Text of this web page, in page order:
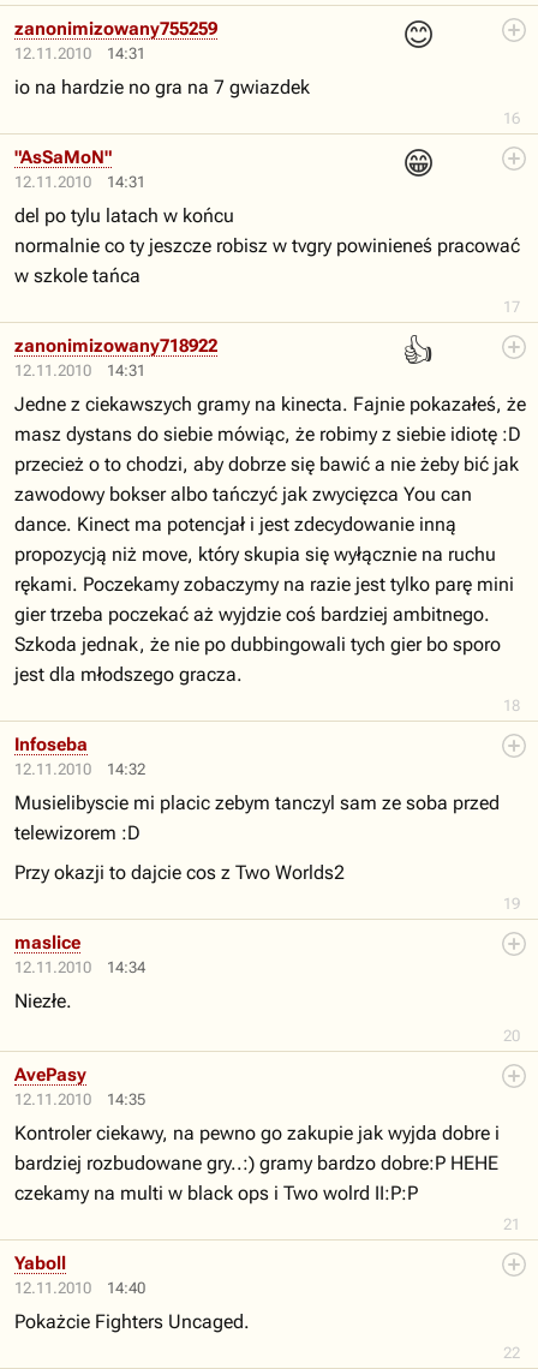
12.11.2010 14:31
😊
16
zanonimizowany755259
io na hardzie no gra na 7 gwiazdek
12.11.2010 14:31
😁
17
"AsSaMoN"
del po tylu latach w końcu
normalnie co ty jeszcze robisz w tvgry powinieneś pracować
w szkole tańca
12.11.2010 14:31
👍
18
zanonimizowany718922
Jedne z ciekawszych gramy na kinecta. Fajnie pokazałeś, że
masz dystans do siebie mówiąc, że robimy z siebie idiotę :D
przecież o to chodzi, aby dobrze się bawić a nie żeby bić jak
zawodowy bokser albo tańczyć jak zwycięzca You can
dance. Kinect ma potencjał i jest zdecydowanie inną
propozycją niż move, który skupia się wyłącznie na ruchu
rękami. Poczekamy zobaczymy na razie jest tylko parę mini
gier trzeba poczekać aż wyjdzie coś bardziej ambitnego.
Szkoda jednak, że nie po dubbingowali tych gier bo sporo
jest dla młodszego gracza.
12.11.2010 14:32
19
Infoseba
Musielibyscie mi placic zebym tanczyl sam ze soba przed
telewizorem :D
Przy okazji to dajcie cos z Two Worlds2
12.11.2010 14:34
20
maslice
Niezłe.
12.11.2010 14:35
21
AvePasy
Kontroler ciekawy, na pewno go zakupie jak wyjda dobre i
bardziej rozbudowane gry..:) gramy bardzo dobre:P HEHE
czekamy na multi w black ops i Two wolrd II:P:P
12.11.2010 14:40
22
Yaboll
Pokażcie Fighters Uncaged.